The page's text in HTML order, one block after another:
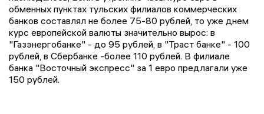
обменных пунктах тульских филиалов коммерческих
банков составлял не более 75-80 рублей, то уже днем
курс европейской валюты значительно вырос: в
"Газэнергобанке" - до 95 рублей, в "Траст банке" - 100
рублей, в Сбербанке -более 110 рублей. В филиале
банка "Восточный экспресс" за 1 евро предлагали уже
150 рублей.